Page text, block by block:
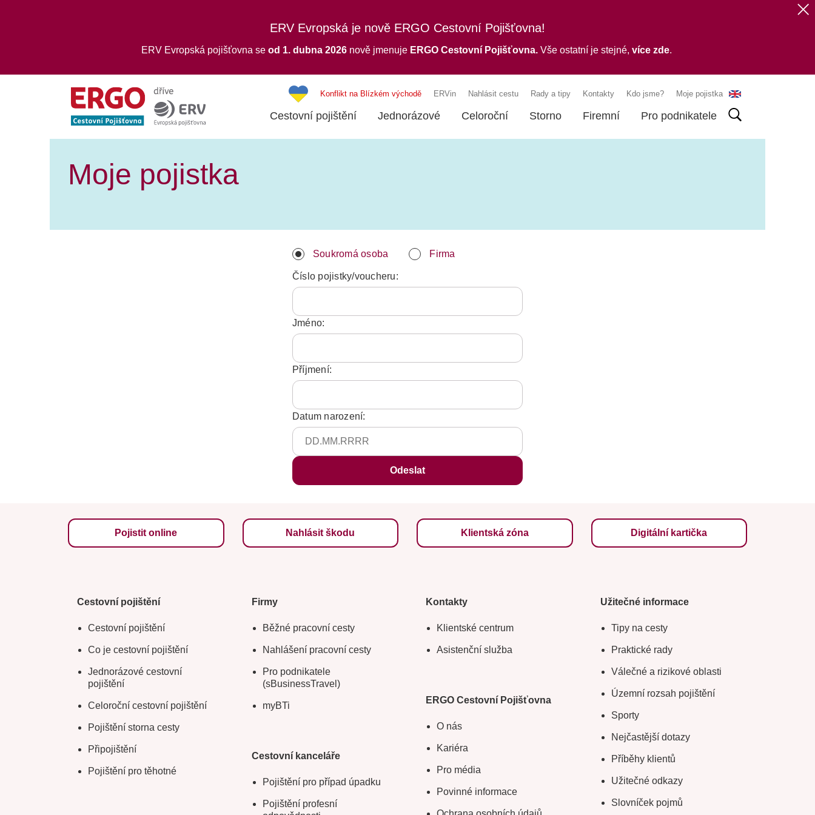
ERV Evropská je nově ERGO Cestovní Pojišťovna!
ERV Evropská pojišťovna se od 1. dubna 2026 nově jmenuje ERGO Cestovní Pojišťovna.Vše ostatní je stejné, více zde.
Konflikt na Blízkém východě ERVin Nahlásit cestu Rady a tipy Kontakty Kdo jsme? Moje pojistka
Cestovní pojištění Jednorázové Celoroční Storno Firemní Pro podnikatele
Moje pojistka
Soukromá osoba Firma
Číslo pojistky/voucheru:
Jméno:
Příjmení:
Datum narození:
Pojistit online Nahlásit škodu Klientská zóna Digitální kartička
Cestovní pojištění
Cestovní pojištění
Co je cestovní pojištění
Jednorázové cestovní
pojištění
Celoroční cestovní pojištění
Pojištění storna cesty
Připojištění
Pojištění pro těhotné
Firmy
Běžné pracovní cesty
Nahlášení pracovní cesty
Pro podnikatele
(sBusinessTravel)
myBTi
Cestovní kanceláře
Pojištění pro případ úpadku
Pojištění profesní
Kontakty
Klientské centrum
Asistenční služba
ERGO Cestovní Pojišťovna
O nás
Kariéra
Pro média
Povinné informace
Užitečné informace
Tipy na cesty
Praktické rady
Válečné a rizikové oblasti
Územní rozsah pojištění
Sporty
Nejčastější dotazy
Příběhy klientů
Užitečné odkazy
Slovníček pojmů